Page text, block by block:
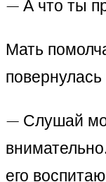
— А что ты
Мать
— Слушай
его